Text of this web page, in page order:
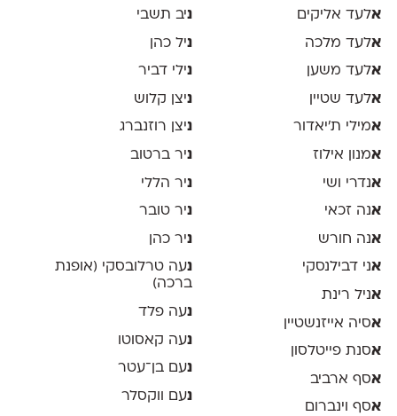
אלעד אליקים
אלעד מלכה
אלעד משען
אלעד שטיין
אמילי ת׳יאדור
אמנון אילוז
אנדרי ושי
אנה זכאי
אנה חורש
אני דבילנסקי
אניל רינת
אסיה אייזנשטיין
אסנת פייטלסון
אסף ארביב
אסף וינברום
ניב תשבי
ניל כהן
נילי דביר
ניצן קלוש
ניצן רוזנברג
ניר ברטוב
ניר הללי
ניר טובר
ניר כהן
נעה טרלובסקי (אופנת
ברכה)
נעה פלד
נעה קאסוטו
נעם בן־עטר
נעם ווקסלר